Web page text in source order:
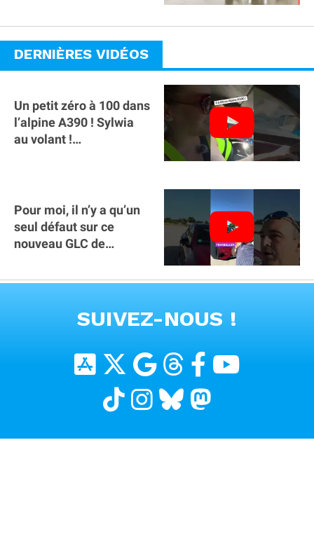
DERNIÈRES VIDÉOS
Un petit zéro à 100 dans
l’alpine A390 ￼! Sylwia
au volant !
Pour moi, il n’y a qu’un
seul défaut sur ce
nouveau GLC de
clé sur téléphone
SUIVEZ-NOUS !